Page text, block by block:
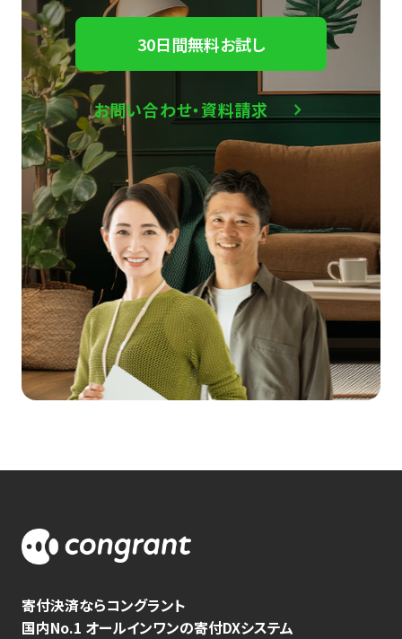
30日間無料お試し
お問い合わせ・資料請求
寄付決済ならコングラント
国内No.1 オールインワンの寄付DXシステム